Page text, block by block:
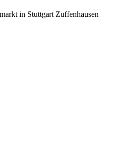
in Stuttgart Zuffenhausen